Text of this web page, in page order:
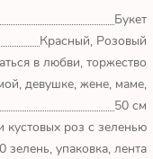
Букет
Красный, Розовый
в любви, торжество
девушке, жене, маме,
50 см
кустовых роз с зеленью
зелень, упаковка, лента